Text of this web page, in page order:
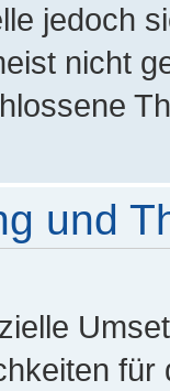
jedoch
nicht
und